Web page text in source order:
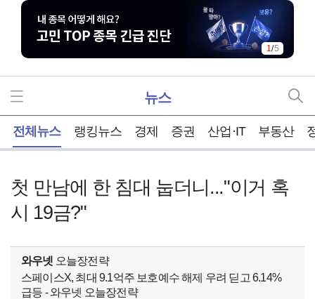
1/5
뉴스
전체뉴스 랭킹뉴스 경제 증권 산업·IT 부동산
첫 만남에 한 침대 눕더니..."이거 혹
시 19금?"
와우넷 오늘장전략
스페이스X, 최대 9.1억주 보호예수 해제 우려 딛고 6.14%
급등 - 와우넷 오늘장전략